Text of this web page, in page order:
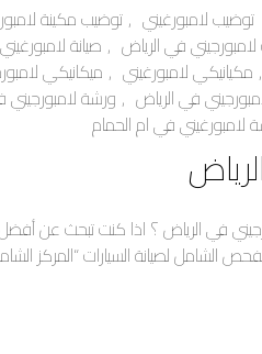
توضيب لامبورغيني ,توضيب مكينة
لامبورجيني في الرياض , صيانة لامبورغيني
, مكيانيكي لامبورغيني , ميكانيكي
في الرياض , ورشة لامبورجيني
لامبورغيني في ام الحمام
في الرياض ؟ اذا كنت تبحث عن
الشامل لصيانة السيارات “المركز